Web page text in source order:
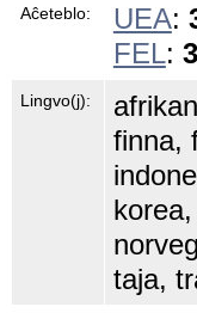
Aĉeteblo: UEA:
FEL:
Lingvo(j):
finna,
taja,